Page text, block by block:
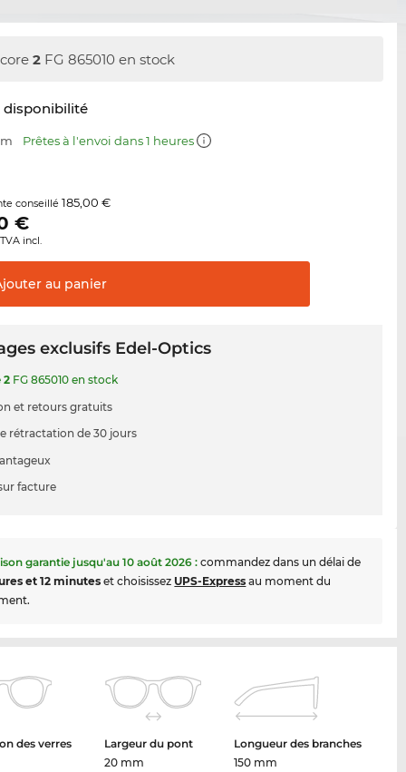
2 FG 865010 en stock
disponibilité
Prêtes à l'envoi dans 1 heures
conseillé185,00 €
€
incl.
au panier
exclusifs Edel-Optics
2 FG 865010 en stock
et retours gratuits
rétractation de 30 jours
facture
garantie jusqu'au10 août 2026 : commandez dans un délai de
et 12 minutes et choisissez UPS-Express au moment du
des verres
Largeur du pont
20 mm
Longueur des branches
150 mm